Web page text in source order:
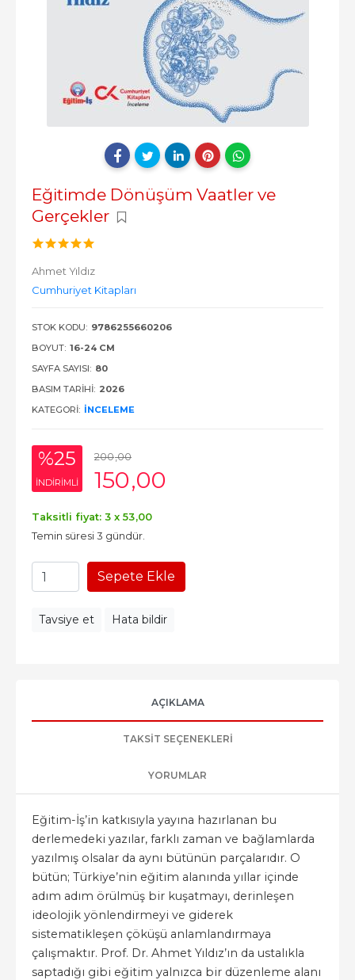
Eğitimde Dönüşüm Vaatler ve
Gerçekler
Ahmet Yıldız
Cumhuriyet Kitapları
STOK KODU: 9786255660206
BOYUT: 16-24 CM
SAYFA SAYISI: 80
BASIM TARIHI: 2026
KATEGORI: İNCELEME
%25
INDIRIMLI
200,00
150,00
Taksitli fiyat: 3 x 53,00
Temin süresi 3 gündür.
Sepete Ekle
Tavsiye et Hata bildir
AÇIKLAMA
TAKSIT SEÇENEKLERI
YORUMLAR
Eğitim-İş’in katkısıyla yayına hazırlanan bu
derlemedeki yazılar, farklı zaman ve bağlamlarda
yazılmış olsalar da aynı bütünün parçalarıdır. O
bütün; Türkiye’nin eğitim alanında yıllar içinde
adım adım örülmüş bir kuşatmayı, derinleşen
ideolojik yönlendirmeyi ve giderek
sistematikleşen çöküşü anlamlandırmaya
çalışmaktır. Prof. Dr. Ahmet Yıldız’ın da ustalıkla
saptadığı gibi eğitim yalnızca bir düzenleme alanı